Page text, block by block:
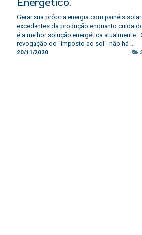
Energético.
Gerar sua própria energia com painéis
excedentes da produção enquanto cuida
é a melhor solução energética atualmente..
revogação do "imposto ao sol", não há ...
20/11/2020